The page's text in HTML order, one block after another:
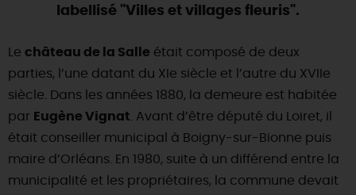
CE WEEK-END
CETTE SEMAINE
labellisé "Villes et villages fleuris".
Le château de la Salle était composé de deux
parties, l’une datant du XIe siècle et l’autre du XVIIe
siècle. Dans les années 1880, la demeure est habitée
par Eugène Vignat . Avant d’être député du Loiret, il
était conseiller municipal à Boigny-sur-Bionne puis
maire d’Orléans. En 1980, suite à un différend entre la
municipalité et les propriétaires, la commune devait